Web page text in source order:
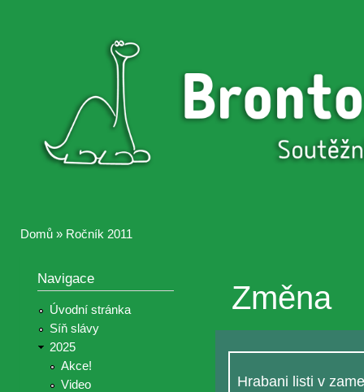
Brontosaurus
Brontosaurus
Domů » Ročník 2011
Navigace
Úvodní stránka
Síň slávy
2025
Akce!
Video
Změna